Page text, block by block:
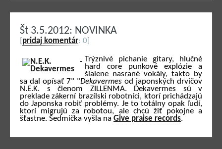
Št 3.5.2012: NOVINKA
pridaj komentár: 0]
Trýznivé pichanie gitary, hlučné
hard core punkové explózie a
šialene nasrané vokály, takto by
sa dal opísať 7" "Dekavermes od japonských drvičov
N.E.K. s členom ZILLENMA. Dekavermes sú v
preklade zákerní brazílski robotníci, ktorí prichádzajú
do Japonska robiť problémy. Je to totálny opak ľudí,
ktorí migrujú za robotou, ale chcú žiť pokojne a
šťastne. Sedmička vyšla na Give praise records.